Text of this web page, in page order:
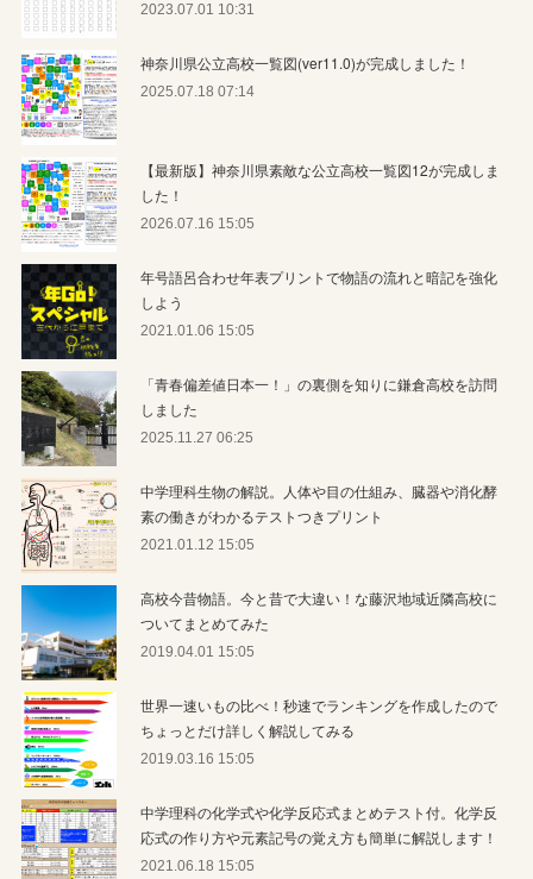
2023.07.01 10:31
神奈川県公立高校一覧図(ver11.0)が完成しました！
2025.07.18 07:14
【最新版】神奈川県素敵な公立高校一覧図12が完成しま
した！
2026.07.16 15:05
年号語呂合わせ年表プリントで物語の流れと暗記を強化
しよう
2021.01.06 15:05
「青春偏差値日本一！」の裏側を知りに鎌倉高校を訪問
しました
2025.11.27 06:25
中学理科生物の解説。人体や目の仕組み、臓器や消化酵
素の働きがわかるテストつきプリント
2021.01.12 15:05
高校今昔物語。今と昔で大違い！な藤沢地域近隣高校に
ついてまとめてみた
2019.04.01 15:05
世界一速いもの比べ！秒速でランキングを作成したので
ちょっとだけ詳しく解説してみる
2019.03.16 15:05
中学理科の化学式や化学反応式まとめテスト付。化学反
応式の作り方や元素記号の覚え方も簡単に解説します！
2021.06.18 15:05